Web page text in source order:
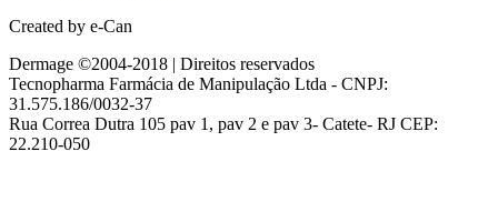
Created by e-Can
Dermage ©2004-2018 | Direitos reservados
Tecnopharma Farmácia de Manipulação Ltda - CNPJ:
31.575.186/0032-37
Rua Correa Dutra 105 pav 1, pav 2 e pav 3- Catete- RJ CEP:
22.210-050